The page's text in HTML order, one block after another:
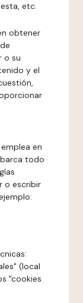
etc.
obtener
o su
y el
en
todo
o escribir
(local
"cookies